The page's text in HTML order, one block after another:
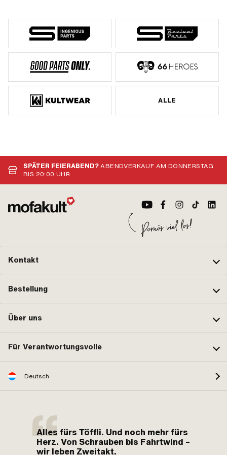
ALLE
SPÄTER FEIERABEND?ABENDVERKAUF AM DONNERSTAG
BIS 20:00 UHR
Kontakt
Bestellung
Über uns
Für Verantwortungsvolle
Deutsch
Alles fürs Töffli. Und noch mehr fürs
Herz. Von Schrauben bis Fahrtwind –
wir leben Zweitakt.